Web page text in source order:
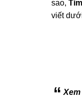
sao,
viết